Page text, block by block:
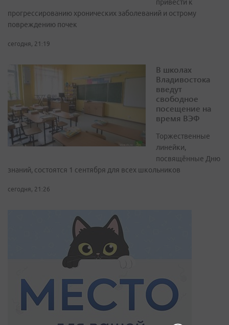
привести к
прогрессированию хронических заболеваний и острому
повреждению почек
сегодня, 21:19
В школах
Владивостока
введут
свободное
посещение на
время ВЭФ
Торжественные
линейки,
посвящённые Дню
знаний, состоятся 1 сентября для всех школьников
сегодня, 21:26